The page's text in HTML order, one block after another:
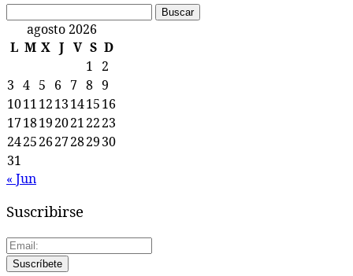
Buscar:
agosto 2026
L M X J V S D
1 2
3 4 5 6 7 8 9
10111213141516
17181920212223
24252627282930
31
« Jun
Suscribirse